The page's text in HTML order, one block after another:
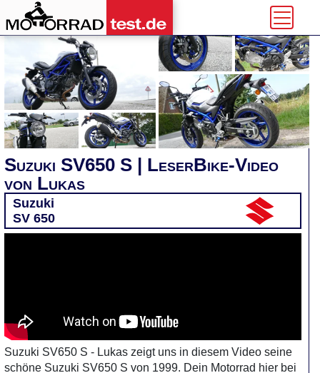
Suzuki SV650 S | LeserBike-Video
von Lukas
Suzuki
SV 650
Suzuki SV650 S - Lukas zeigt uns in diesem Video seine
schöne Suzuki SV650 S von 1999. Dein Motorrad hier bei